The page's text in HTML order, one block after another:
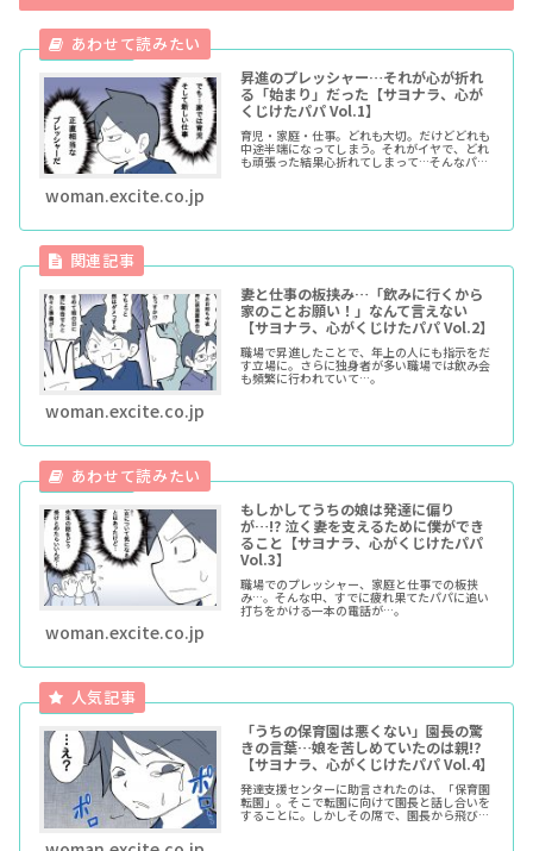
昇進のプレッシャー…それが心が折れ
る「始まり」だった【サヨナラ、心が
くじけたパパ Vol.1】
育児・家庭・仕事。どれも大切。だけどどれも
中途半端になってしまう。それがイヤで、どれ
も頑張った結果心折れてしまって…そんなパパ
woman.excite.co.jp
妻と仕事の板挟み…「飲みに行くから
家のことお願い！」なんて言えない
【サヨナラ、心がくじけたパパ Vol.2】
職場で昇進したことで、年上の人にも指示をだ
す立場に。さらに独身者が多い職場では飲み会
も頻繁に行われていて…。
woman.excite.co.jp
もしかしてうちの娘は発達に偏り
が…!? 泣く妻を支えるために僕ができ
ること【サヨナラ、心がくじけたパパ
Vol.3】
職場でのプレッシャー、家庭と仕事での板挟
み…。そんな中、すでに疲れ果てたパパに追い
打ちをかける一本の電話が…。
woman.excite.co.jp
「うちの保育園は悪くない」園長の驚
きの言葉…娘を苦しめていたのは親!?
【サヨナラ、心がくじけたパパ Vol.4】
発達支援センターに助言されたのは、「保育園
転園」。そこで転園に向けて園長と話し合いを
することに。しかしその席で、園長から飛び出